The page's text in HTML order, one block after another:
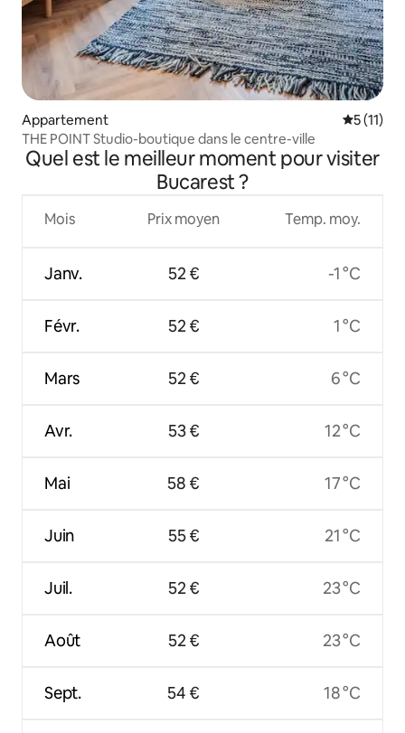
Appartement
5 (11)
THE POINT Studio-boutique dans le centre-ville
Quel est le meilleur moment pour visiter
Bucarest ?
Mois
Janv.
Févr.
Mars
Avr.
Mai
Juin
Juil.
Août
Sept.
Prix moyen
52 €
52 €
52 €
53 €
58 €
55 €
52 €
52 €
54 €
Temp. moy.
-1 °C
1 °C
6 °C
12 °C
17 °C
21 °C
23 °C
23 °C
18 °C